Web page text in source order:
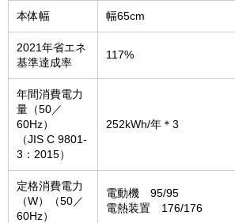
本体幅 幅65cm
2021年省エネ
基準達成率
117%
年間消費電力
量（50／
60Hz）
（JIS C 9801-
3：2015）
252kWh/年＊3
定格消費電力
（W）（50／
60Hz）
電動機 95/95
電熱装置 176/176